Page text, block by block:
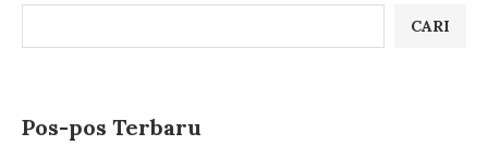
CARI
Pos-pos Terbaru